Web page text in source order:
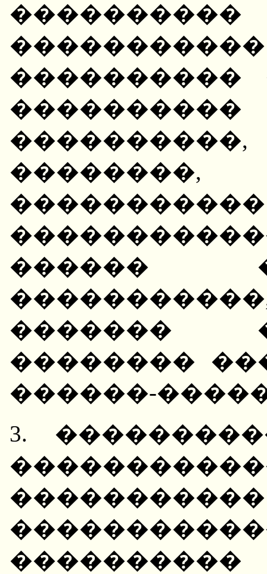
����������
�����������
������
�������
��������
������-
3.